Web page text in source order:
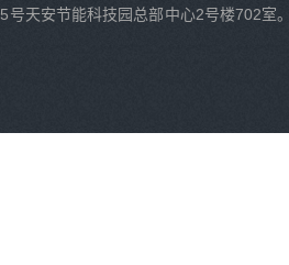
号天安节能科技园总部中心2号楼702室